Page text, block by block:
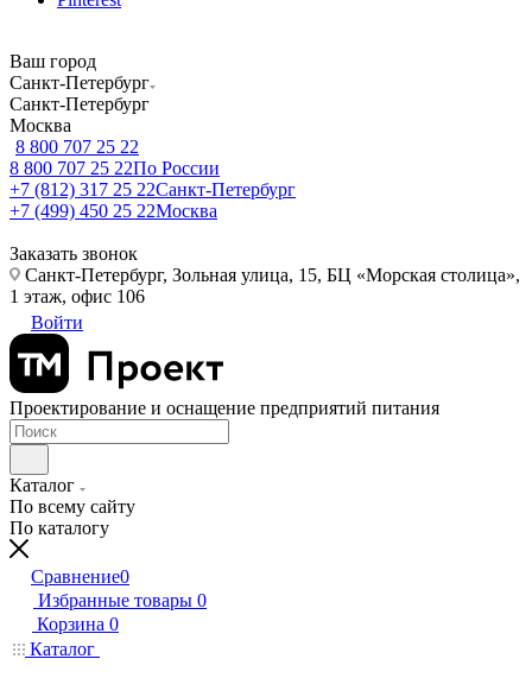
Ваш город
Санкт-Петербург
Санкт-Петербург
Москва
8 800 707 25 22
8 800 707 25 22По России
+7 (812) 317 25 22Санкт-Петербург
+7 (499) 450 25 22Москва
Заказать звонок
Санкт-Петербург, Зольная улица, 15, БЦ «Морская столица»,
1 этаж, офис 106
Войти
Проектирование и оснащение предприятий питания
Каталог
По всему сайту
По каталогу
Сравнение0
Избранные товары 0
Корзина 0
Каталог